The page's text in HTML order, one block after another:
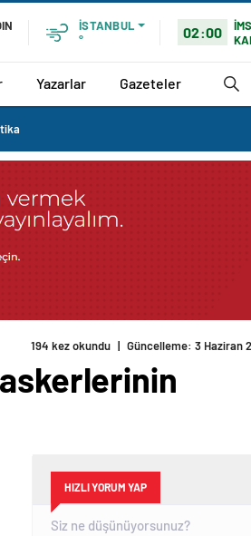
İSTANBUL
°
02:00
Yazarlar Gazeteler
194 kez okundu | Güncelleme: 3 Haziran
askerlerinin
HIZLI YORUM YAP